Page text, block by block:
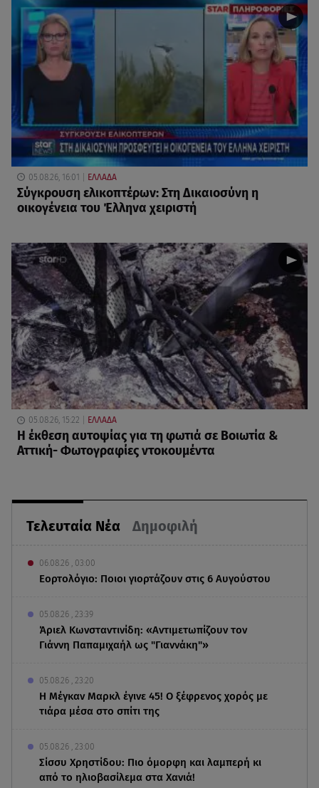
Τελευταία Νέα Δημοφιλή
06.08.26 , 03:00
Εορτολόγιο: Ποιοι γιορτάζουν στις 6 Αυγούστου
05.08.26 , 23:39
Άριελ Κωνσταντινίδη: «Αντιμετωπίζουν τον
Γιάννη Παπαμιχαήλ ως "Γιαννάκη"»
05.08.26 , 23:20
Η Μέγκαν Μαρκλ έγινε 45! Ο ξέφρενος χορός με
τιάρα μέσα στο σπίτι της
05.08.26 , 23:00
Σίσσυ Χρηστίδου: Πιο όμορφη και λαμπερή κι
από το ηλιοβασίλεμα στα Χανιά!
05.08.26, 16:01 ΕΛΛΑΔΑ
Σύγκρουση ελικοπτέρων: Στη Δικαιοσύνη η
οικογένεια του Έλληνα χειριστή
05.08.26, 15:22 ΕΛΛΑΔΑ
Η έκθεση αυτοψίας για τη φωτιά σε Βοιωτία &
Αττική- Φωτογραφίες ντοκουμέντα